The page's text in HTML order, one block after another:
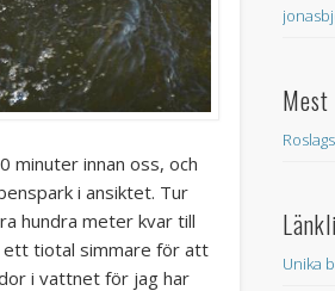
minuter innan oss, och
i ansiktet. Tur
hundra meter kvar till
ett tiotal simmare för att
i vattnet för jag har
Unika